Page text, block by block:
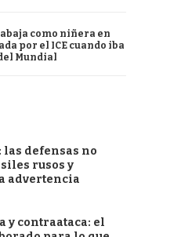
como niñera en
por el ICE cuando iba
Mundial
las defensas no
rusos y
advertencia
y contraataca: el